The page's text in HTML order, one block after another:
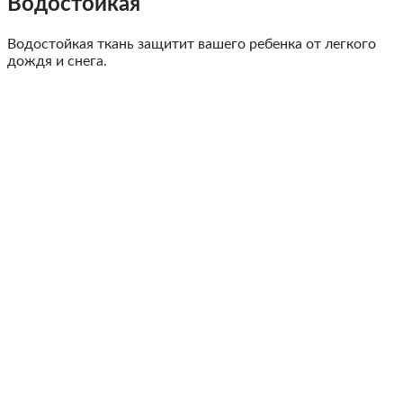
Водостойкая
Водостойкая ткань защитит вашего ребенка от легкого
дождя и снега.